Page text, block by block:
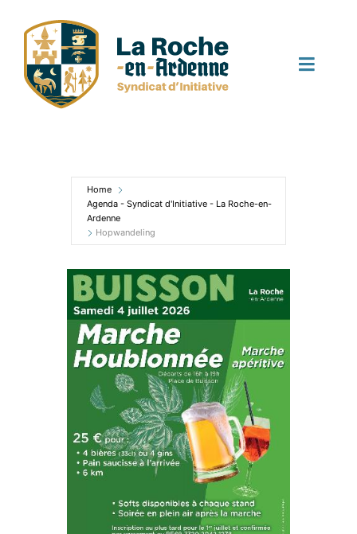
content
Toggle
Home
Agenda - Syndicat d'Initiative - La Roche-en-
Ardenne
Hopwandeling